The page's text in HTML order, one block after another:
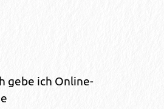
gebe ich Online-